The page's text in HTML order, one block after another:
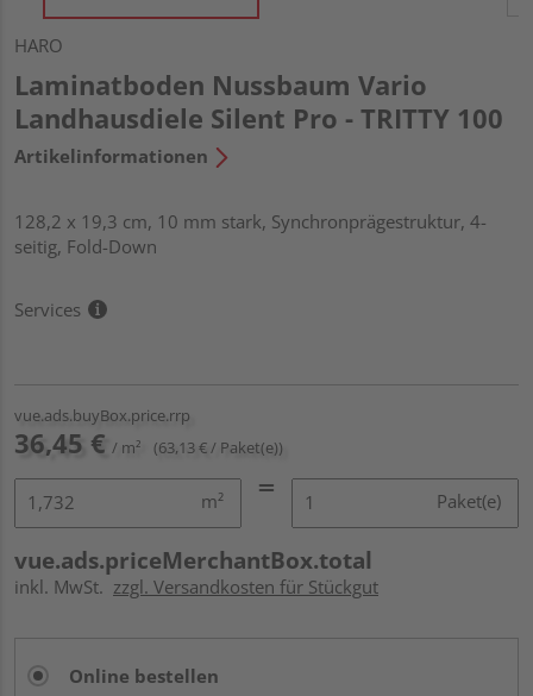
HARO
Laminatboden Nussbaum Vario
Landhausdiele Silent Pro - TRITTY 100
Artikelinformationen
128,2 x 19,3 cm, 10 mm stark, Synchronprägestruktur, 4-
seitig, Fold-Down
Services
vue.ads.buyBox.price.rrp
36,45 € / m² (63,13 € / Paket(e))
m² Paket(e)
vue.ads.priceMerchantBox.total
inkl. MwSt. zzgl. Versandkosten für Stückgut
Online bestellen